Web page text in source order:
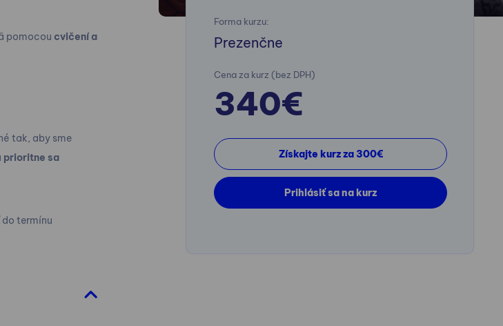
Forma kurzu:
Prezenčne
Cena za kurz (bez DPH)
340€
Získajte kurz za 300€
Prihlásiť sa na kurz
pomocou cvičení a
tak, aby sme
prioritne sa
termínu